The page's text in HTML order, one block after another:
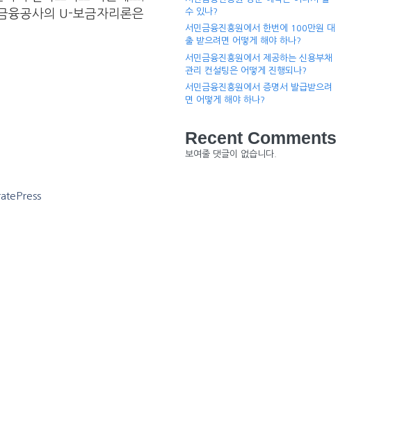
융공사의 U-보금자리론은
수 있나?
서민금융진흥원에서 한번에 100만원 대
출 받으려면 어떻게 해야 하나?
서민금융진흥원에서 제공하는 신용부채
관리 컨설팅은 어떻게 진행되나?
서민금융진흥원에서 증명서 발급받으려
면 어떻게 해야 하나?
Recent Comments
보여줄 댓글이 없습니다.